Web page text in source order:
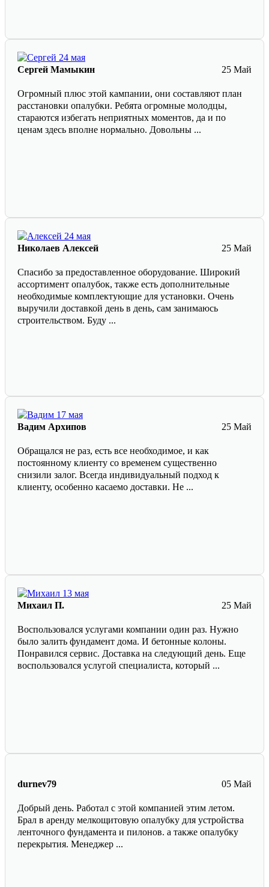
25 Май
Сергей Мамыкин
Огромный плюс этой кампании, они составляют план
расстановки опалубки. Ребята огромные молодцы,
стараются избегать неприятных моментов, да и по
ценам здесь вполне нормально. Довольны ...
25 Май
Николаев Алексей
Спасибо за предоставленное оборудование. Широкий
ассортимент опалубок, также есть дополнительные
необходимые комплектующие для установки. Очень
выручили доставкой день в день, сам занимаюсь
строительством. Буду ...
25 Май
Вадим Архипов
Обращался не раз, есть все необходимое, и как
постоянному клиенту со временем существенно
снизили залог. Всегда индивидуальный подход к
клиенту, особенно касаемо доставки. Не ...
25 Май
Михаил П.
Воспользовался услугами компании один раз. Нужно
было залить фундамент дома. И бетонные колоны.
Понравился сервис. Доставка на следующий день. Еще
воспользовался услугой специалиста, который ...
05 Май
durnev79
Добрый день. Работал с этой компанией этим летом.
Брал в аренду мелкощитовую опалубку для устройства
ленточного фундамента и пилонов. а также опалубку
перекрытия. Менеджер ...